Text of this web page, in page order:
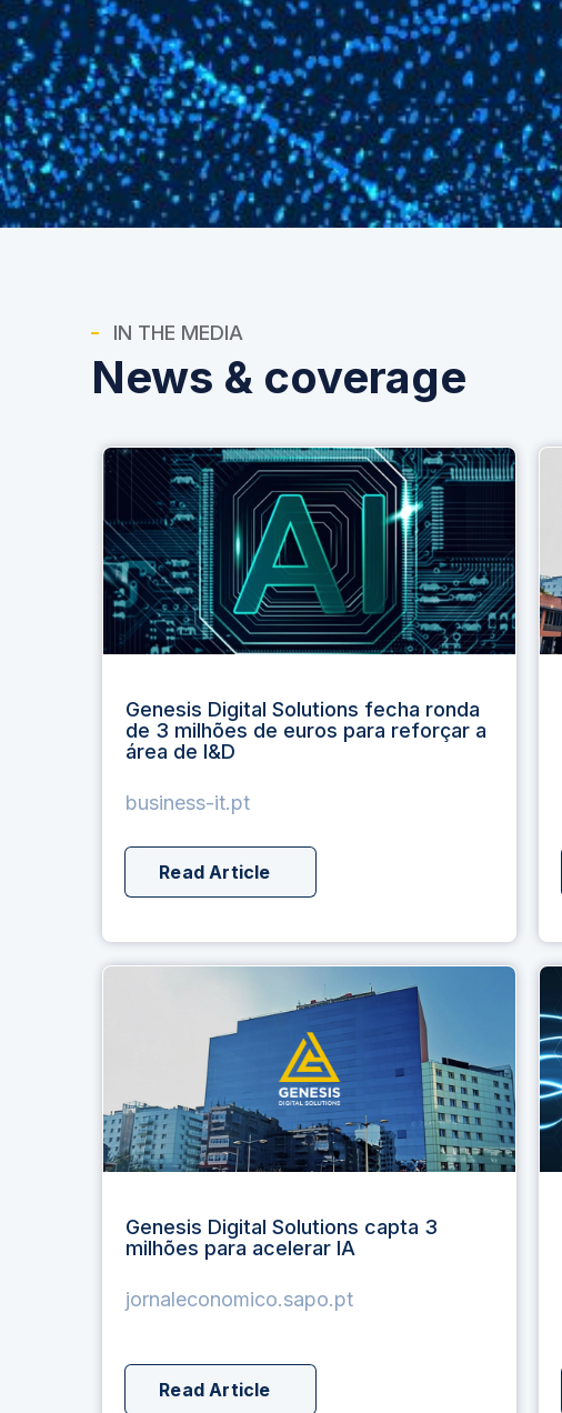
IN THE MEDIA
News & coverage
Genesis Digital Solutions fecha ronda
de 3 milhões de euros para reforçar a
área de I&D
business-it.pt
Read Article
Genesis Digital Solutions capta 3
milhões para acelerar IA
jornaleconomico.sapo.pt
Read Article